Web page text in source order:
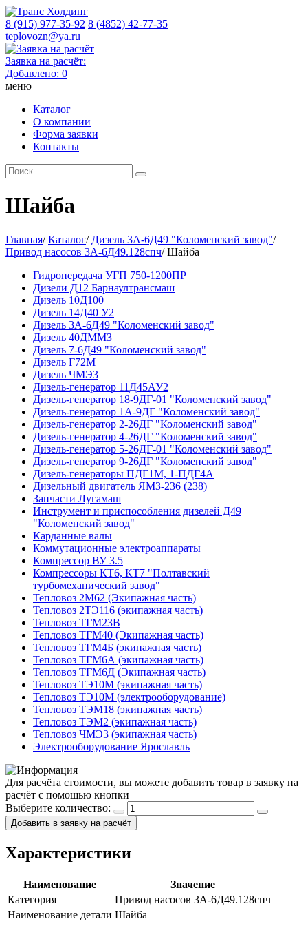
8 (915) 977-35-92 8 (4852) 42-77-35
teplovozn@ya.ru
Заявка на расчёт:
Добавлено: 0
меню
Каталог
О компании
Форма заявки
Контакты
Шайба
Главная/ Каталог/ Дизель 3А-6Д49 "Коломенский завод"/
Привод насосов 3А-6Д49.128спч/ Шайба
Гидропередача УГП 750-1200ПР
Дизели Д12 Барнаултрансмаш
Дизель 10Д100
Дизель 14Д40 У2
Дизель 3А-6Д49 "Коломенский завод"
Дизель 40ДММЗ
Дизель 7-6Д49 "Коломенский завод"
Дизель Г72М
Дизель ЧМЭ3
Дизель-генератор 11Д45АУ2
Дизель-генератор 18-9ДГ-01 "Коломенский завод"
Дизель-генератор 1А-9ДГ "Коломенский завод"
Дизель-генератор 2-26ДГ "Коломенский завод"
Дизель-генератор 4-26ДГ "Коломенский завод"
Дизель-генератор 5-26ДГ-01 "Коломенский завод"
Дизель-генератор 9-26ДГ "Коломенский завод"
Дизель-генераторы ПДГ1М, 1-ПДГ4А
Дизельный двигатель ЯМЗ-236 (238)
Запчасти Лугамаш
Инструмент и приспособления дизелей Д49
"Коломенский завод"
Карданные валы
Коммутационные электроаппараты
Компрессор ВУ 3.5
Компрессоры КТ6, КТ7 "Полтавский
турбомеханический завод"
Тепловоз 2М62 (Экипажная часть)
Тепловоз 2ТЭ116 (экипажная часть)
Тепловоз ТГМ23В
Тепловоз ТГМ40 (Экипажная часть)
Тепловоз ТГМ4Б (экипажная часть)
Тепловоз ТГМ6А (экипажная часть)
Тепловоз ТГМ6Д (Экипажная часть)
Тепловоз ТЭ10М (экипажная часть)
Тепловоз ТЭ10М (электрооборудование)
Тепловоз ТЭМ18 (экипажная часть)
Тепловоз ТЭМ2 (экипажная часть)
Тепловоз ЧМЭ3 (экипажная часть)
Электрооборудование Ярославль
Для расчёта стоимости, вы можете добавить товар в заявку на
расчёт с помощью кнопки
Выберите количество:
Добавить в заявку на расчёт
Характеристики
Наименование
Значение
Категория
Привод насосов 3А-6Д49.128спч
Наименование детали Шайба